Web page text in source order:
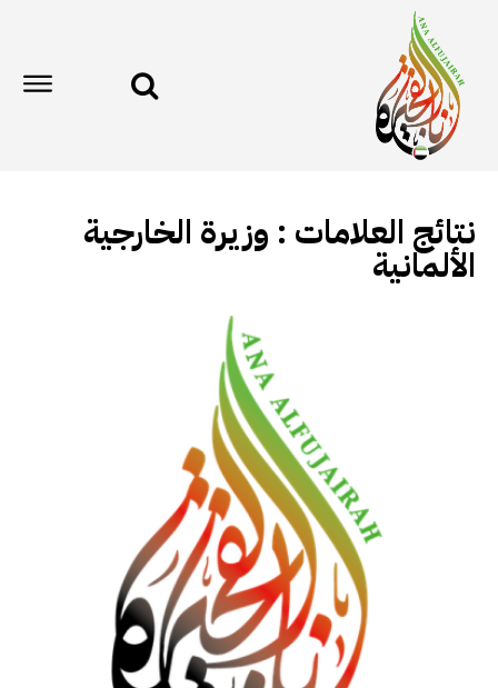
نتائج العلامات : وزيرة الخارجية
الألمانية